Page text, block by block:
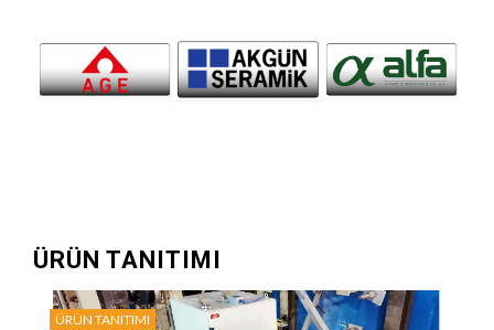
ÜRÜN TANITIMI
ÜRÜN TANITIMI